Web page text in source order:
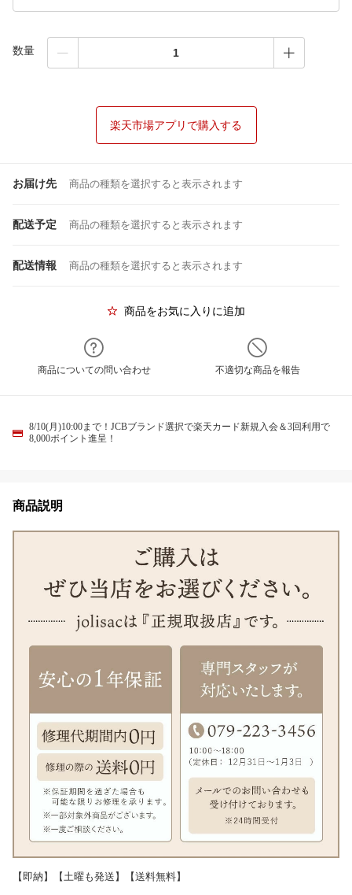
数量
楽天市場アプリで購入する
お届け先 商品の種類を選択すると表示されます
配送予定 商品の種類を選択すると表示されます
配送情報 商品の種類を選択すると表示されます
商品をお気に入りに追加
商品についての問い合わせ 不適切な商品を報告
8/10(月)10:00まで！JCBブランド選択で楽天カード新規入会＆3回利用で
8,000ポイント進呈！
商品説明
【即納】【土曜も発送】【送料無料】